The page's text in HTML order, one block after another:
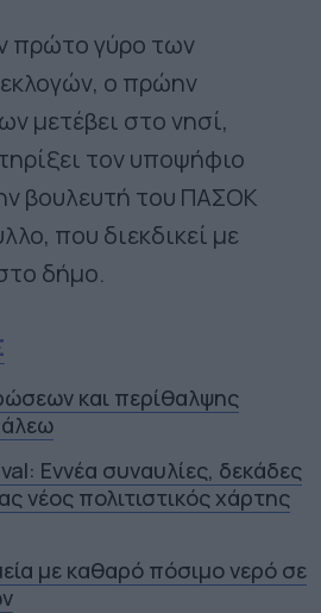
πρώτο γύρο των
ο πρώην
μετέβει στο νησί,
τον υποψήφιο
βουλευτή του ΠΑΣΟΚ
που διεκδικεί με
δήμο.
και περίθαλψης
Εννέα συναυλίες, δεκάδες
νέος πολιτιστικός χάρτης
με καθαρό πόσιμο νερό σε